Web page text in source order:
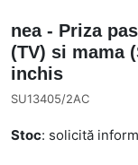
nea - Priza
(TV) si mama
inchis
SU13405/2AC
Stoc: solicită